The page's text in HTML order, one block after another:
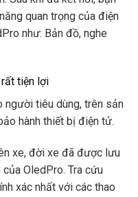
quan trọng của điện
như: Bản đồ, nghe
tiện lợi
tiêu dùng, trên sản
hành thiết bị điện tử.
xe, đời xe đã được lưu
OledPro. Tra cứu
xác nhất với các thao